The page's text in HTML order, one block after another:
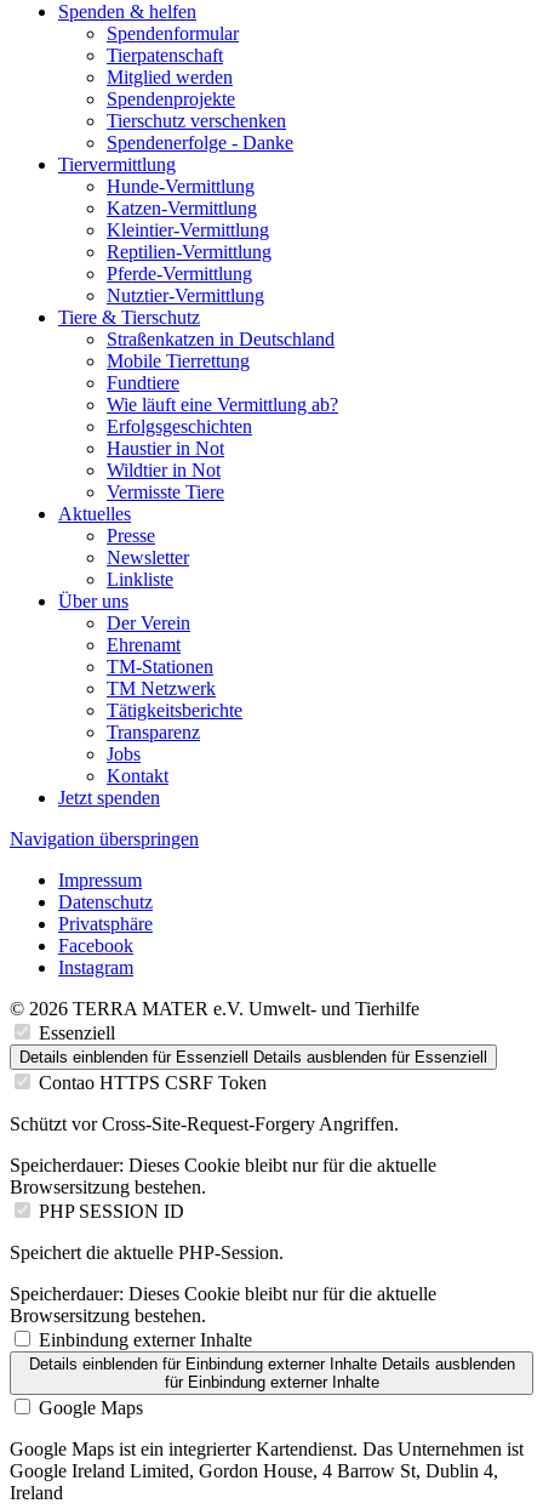
Spenden & helfen
Spendenformular
Tierpatenschaft
Mitglied werden
Spendenprojekte
Tierschutz verschenken
Spendenerfolge - Danke
Tiervermittlung
Hunde-Vermittlung
Katzen-Vermittlung
Kleintier-Vermittlung
Reptilien-Vermittlung
Pferde-Vermittlung
Nutztier-Vermittlung
Tiere & Tierschutz
Straßenkatzen in Deutschland
Mobile Tierrettung
Fundtiere
Wie läuft eine Vermittlung ab?
Erfolgsgeschichten
Haustier in Not
Wildtier in Not
Vermisste Tiere
Aktuelles
Presse
Newsletter
Linkliste
Über uns
Der Verein
Ehrenamt
TM-Stationen
TM Netzwerk
Tätigkeitsberichte
Transparenz
Jobs
Kontakt
Jetzt spenden
Navigation überspringen
Impressum
Datenschutz
Privatsphäre
Facebook
Instagram
© 2026 TERRA MATER e.V. Umwelt- und Tierhilfe
Essenziell
Details einblenden für Essenziell Details ausblenden für Essenziell
Contao HTTPS CSRF Token
Schützt vor Cross-Site-Request-Forgery Angriffen.
Speicherdauer: Dieses Cookie bleibt nur für die aktuelle
Browsersitzung bestehen.
PHP SESSION ID
Speichert die aktuelle PHP-Session.
Speicherdauer: Dieses Cookie bleibt nur für die aktuelle
Browsersitzung bestehen.
Einbindung externer Inhalte
Details einblendenfür Einbindung externer Inhalte Details ausblenden
für Einbindung externer Inhalte
Google Maps
Google Maps ist ein integrierter Kartendienst. Das Unternehmen ist
Google Ireland Limited, Gordon House, 4 Barrow St, Dublin 4,
Ireland